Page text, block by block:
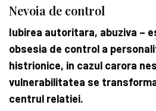
Nevoia de control
Iubirea autoritara, abuziva –
obsesia de control a
histrionice, in cazul carora
vulnerabilitatea se
centrul relatiei.